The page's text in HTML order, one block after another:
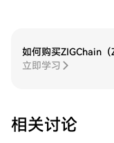
如何购买ZIGChain（
立即学习
相关讨论